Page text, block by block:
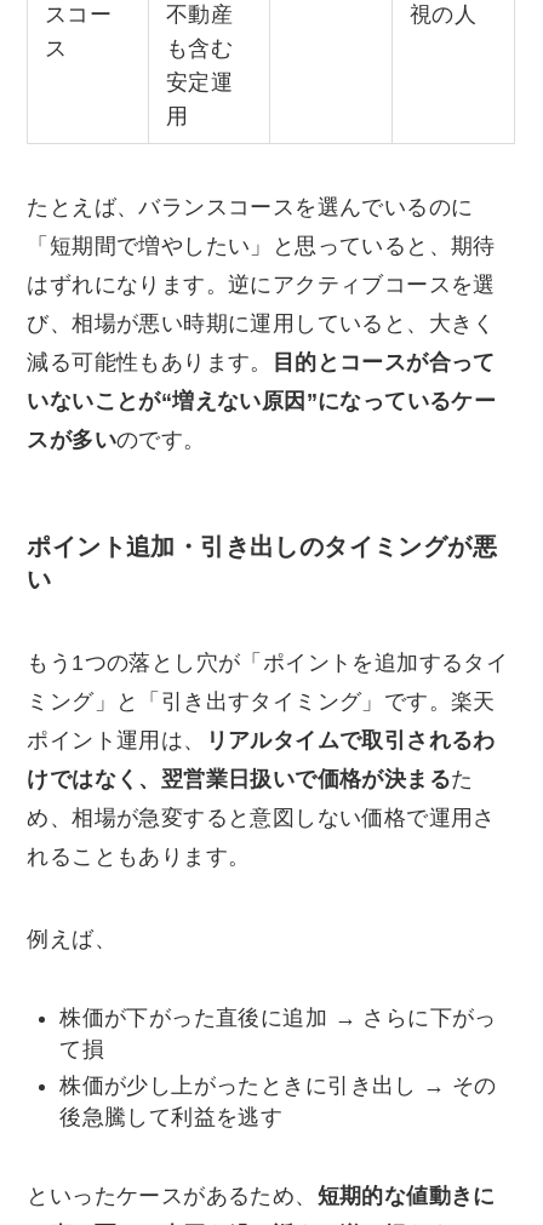
スコー
ス
不動産
も含む
安定運
用
視の人
たとえば、バランスコースを選んでいるのに
「短期間で増やしたい」と思っていると、期待
はずれになります。逆にアクティブコースを選
び、相場が悪い時期に運用していると、大きく
減る可能性もあります。
目的とコースが合って
いないことが“増えない原因”になっているケー
スが多いのです。
ポイント追加・引き出しのタイミングが悪
い
もう1つの落とし穴が「ポイントを追加するタイ
ミング」と「引き出すタイミング」です。楽天
ポイント運用は、
リアルタイムで取引されるわ
けではなく、翌営業日扱いで価格が決まるた
め、相場が急変すると意図しない価格で運用さ
れることもあります。
例えば、
株価が下がった直後に追加 → さらに下がっ
て損
株価が少し上がったときに引き出し → その
後急騰して利益を逃す
といったケースがあるため、 短期的な値動きに